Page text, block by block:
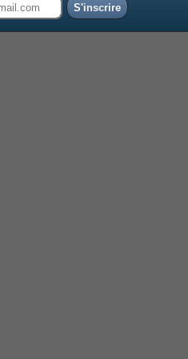
S'inscrire